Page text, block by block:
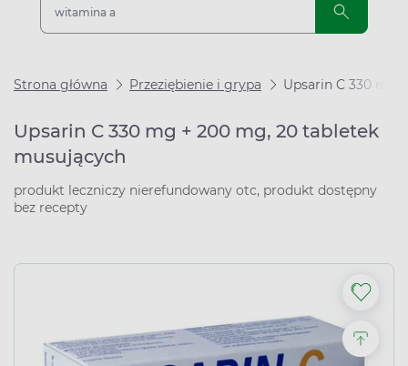
Strona główna Przeziębienie i grypa Upsarin C 330 mg
Upsarin C 330 mg + 200 mg, 20 tabletek
musujących
produkt leczniczy nierefundowany otc, produkt dostępny
bez recepty